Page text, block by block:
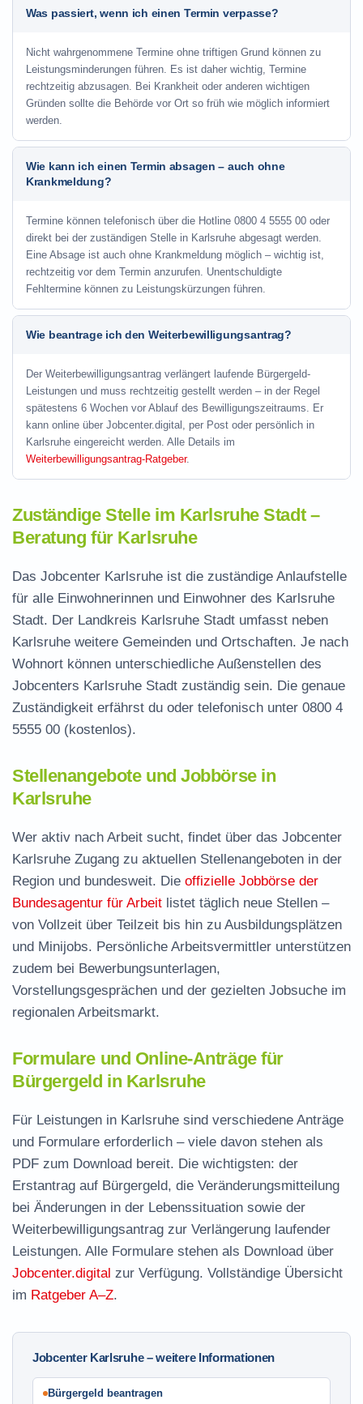
Was passiert, wenn ich einen Termin verpasse?
Nicht wahrgenommene Termine ohne triftigen Grund können zu
Leistungsminderungen führen. Es ist daher wichtig, Termine
rechtzeitig abzusagen. Bei Krankheit oder anderen wichtigen
Gründen sollte die Behörde vor Ort so früh wie möglich informiert
werden.
Wie kann ich einen Termin absagen – auch ohne
Krankmeldung?
Termine können telefonisch über die Hotline 0800 4 5555 00 oder
direkt bei der zuständigen Stelle in Karlsruhe abgesagt werden.
Eine Absage ist auch ohne Krankmeldung möglich – wichtig ist,
rechtzeitig vor dem Termin anzurufen. Unentschuldigte
Fehltermine können zu Leistungskürzungen führen.
Wie beantrage ich den Weiterbewilligungsantrag?
Der Weiterbewilligungsantrag verlängert laufende Bürgergeld-
Leistungen und muss rechtzeitig gestellt werden – in der Regel
spätestens 6 Wochen vor Ablauf des Bewilligungszeitraums. Er
kann online über Jobcenter.digital, per Post oder persönlich in
Karlsruhe eingereicht werden. Alle Details im
Weiterbewilligungsantrag-Ratgeber.
Zuständige Stelle im Karlsruhe Stadt –
Beratung für Karlsruhe
Das Jobcenter Karlsruhe ist die zuständige Anlaufstelle
für alle Einwohnerinnen und Einwohner des Karlsruhe
Stadt. Der Landkreis Karlsruhe Stadt umfasst neben
Karlsruhe weitere Gemeinden und Ortschaften. Je nach
Wohnort können unterschiedliche Außenstellen des
Jobcenters Karlsruhe Stadt zuständig sein. Die genaue
Zuständigkeit erfährst du oder telefonisch unter 0800 4
5555 00 (kostenlos).
Stellenangebote und Jobbörse in
Karlsruhe
Wer aktiv nach Arbeit sucht, findet über das Jobcenter
Karlsruhe Zugang zu aktuellen Stellenangeboten in der
Region und bundesweit. Die offizielle Jobbörse der
Bundesagentur für Arbeit listet täglich neue Stellen –
von Vollzeit über Teilzeit bis hin zu Ausbildungsplätzen
und Minijobs. Persönliche Arbeitsvermittler unterstützen
zudem bei Bewerbungsunterlagen,
Vorstellungsgesprächen und der gezielten Jobsuche im
regionalen Arbeitsmarkt.
Formulare und Online-Anträge für
Bürgergeld in Karlsruhe
Für Leistungen in Karlsruhe sind verschiedene Anträge
und Formulare erforderlich – viele davon stehen als
PDF zum Download bereit. Die wichtigsten: der
Erstantrag auf Bürgergeld, die Veränderungsmitteilung
bei Änderungen in der Lebenssituation sowie der
Weiterbewilligungsantrag zur Verlängerung laufender
Leistungen. Alle Formulare stehen als Download über
Jobcenter.digital zur Verfügung. Vollständige Übersicht
im Ratgeber A–Z.
Jobcenter Karlsruhe – weitere Informationen
Bürgergeld beantragen